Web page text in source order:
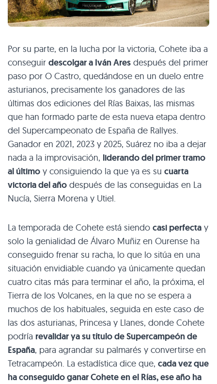
Por su parte, en la lucha por la victoria, Cohete iba a
conseguir descolgar a Iván Ares después del primer
paso por O Castro, quedándose en un duelo entre
asturianos, precisamente los ganadores de las
últimas dos ediciones del Rías Baixas, las mismas
que han formado parte de esta nueva etapa dentro
del Supercampeonato de España de Rallyes.
Ganador en 2021, 2023 y 2025, Suárez no iba a dejar
nada a la improvisación, liderando del primer tramo
al último y consiguiendo la que ya es su cuarta
victoria del año después de las conseguidas en La
Nucía, Sierra Morena y Utiel.
La temporada de Cohete está siendo casi perfecta y
solo la genialidad de Álvaro Muñiz en Ourense ha
conseguido frenar su racha, lo que lo sitúa en una
situación envidiable cuando ya únicamente quedan
cuatro citas más para terminar el año, la próxima, el
Tierra de los Volcanes, en la que no se espera a
muchos de los habituales, seguida en este caso de
las dos asturianas, Princesa y Llanes, donde Cohete
podría revalidar ya su título de Supercampeón de
España, para agrandar su palmarés y convertirse en
Tetracampeón. La estadística dice que, cada vez que
ha conseguido ganar Cohete en el Rías, ese año ha